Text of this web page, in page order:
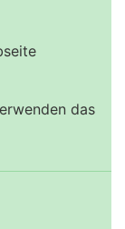
das